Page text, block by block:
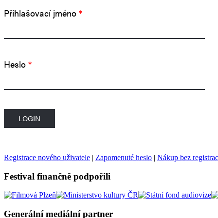
Přihlašovací jméno *
Heslo *
Registrace nového uživatele | Zapomenuté heslo | Nákup bez
Festival finančně podpořili
Generální mediální partner